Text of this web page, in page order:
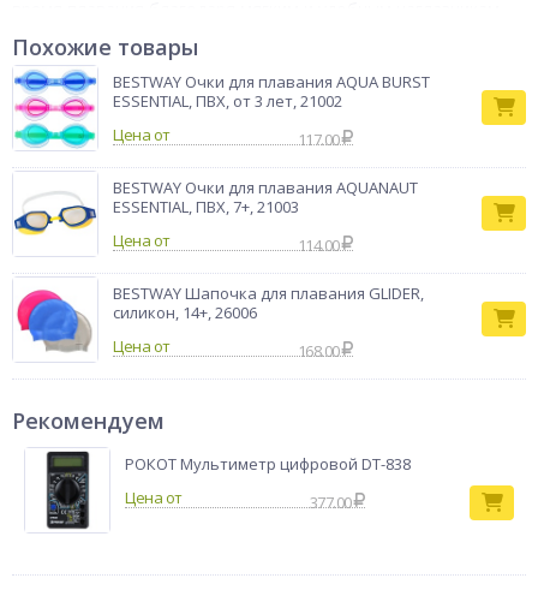
чёткость изображения, что позволяет лучше видеть в воде и
быстрее реагировать на изменения обстановки. Очки имеют
полностью регулируемую переносицу и силиконовый
ремешок, которые позволяют настроить их под любую
форму лица и размер головы. Это обеспечивает надёжную
станут незаменимым аксессуаром для вашего ребёнка и
помогут ему достичь новых высот в спорте.
Тип товара
плавания
Бренд
BestWay
Похожие товары
BESTWAY Очки для плавания AQUA BURST
ESSENTIAL, ПВХ, от 3 лет, 21002
Цена от
117.00
BESTWAY Очки для плавания AQUANAUT
ESSENTIAL, ПВХ, 7+, 21003
Цена от
114.00
BESTWAY Шапочка для плавания GLIDER,
силикон, 14+, 26006
Цена от
168.00
Рекомендуем
РОКОТ Мультиметр цифровой DT-838
377.00